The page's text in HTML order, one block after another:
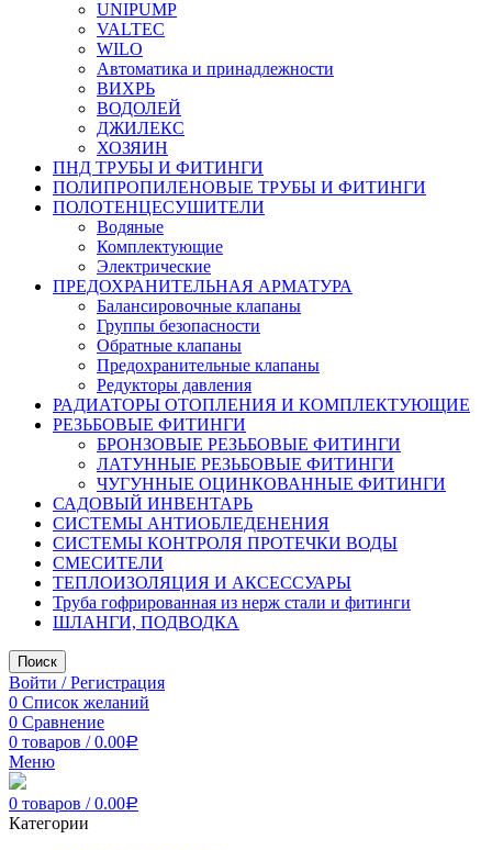
UNIPUMP
VALTEC
WILO
Автоматика и принадлежности
ВИХРЬ
ВОДОЛЕЙ
ДЖИЛЕКС
ХОЗЯИН
ПНД ТРУБЫ И ФИТИНГИ
ПОЛИПРОПИЛЕНОВЫЕ ТРУБЫ И ФИТИНГИ
ПОЛОТЕНЦЕСУШИТЕЛИ
Водяные
Комплектующие
Электрические
ПРЕДОХРАНИТЕЛЬНАЯ АРМАТУРА
Балансировочные клапаны
Группы безопасности
Обратные клапаны
Предохранительные клапаны
Редукторы давления
РАДИАТОРЫ ОТОПЛЕНИЯ И КОМПЛЕКТУЮЩИЕ
РЕЗЬБОВЫЕ ФИТИНГИ
БРОНЗОВЫЕ РЕЗЬБОВЫЕ ФИТИНГИ
ЛАТУННЫЕ РЕЗЬБОВЫЕ ФИТИНГИ
ЧУГУННЫЕ ОЦИНКОВАННЫЕ ФИТИНГИ
САДОВЫЙ ИНВЕНТАРЬ
СИСТЕМЫ АНТИОБЛЕДЕНЕНИЯ
СИСТЕМЫ КОНТРОЛЯ ПРОТЕЧКИ ВОДЫ
СМЕСИТЕЛИ
ТЕПЛОИЗОЛЯЦИЯ И АКСЕССУАРЫ
Труба гофрированная из нерж стали и фитинги
ШЛАНГИ, ПОДВОДКА
Поиск
Войти / Регистрация
0 Список желаний
0 Сравнение
0 товаров / 0.00Р
Меню
0 товаров / 0.00Р
Категории